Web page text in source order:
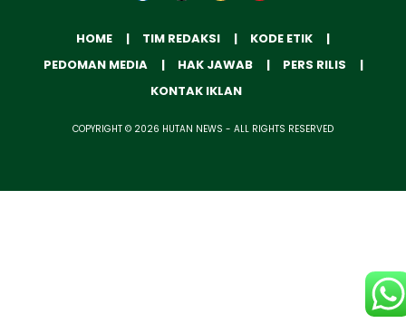
HOME TIM REDAKSI
KODE ETIK
PEDOMAN MEDIA
HAK JAWAB
PERS RILIS
KONTAK IKLAN
COPYRIGHT © 2026 HUTAN NEWS - ALL RIGHTS RESERVED